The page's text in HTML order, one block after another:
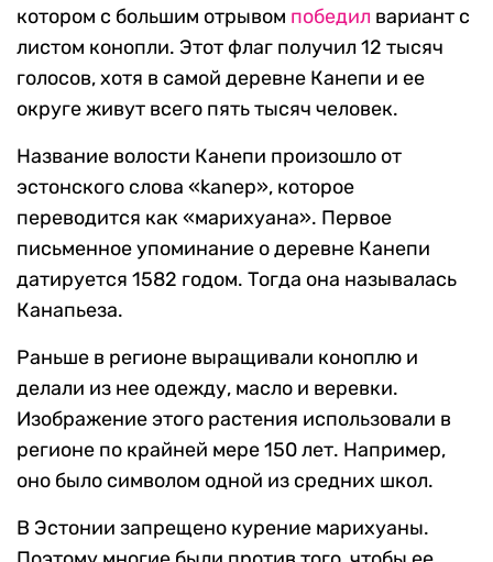
котором с большим отрывом победил вариант с
листом конопли. Этот флаг получил 12 тысяч
голосов, хотя в самой деревне Канепи и ее
округе живут всего пять тысяч человек.
Название волости Канепи произошло от
эстонского слова «kanep», которое
переводится как «марихуана». Первое
письменное упоминание о деревне Канепи
датируется 1582 годом. Тогда она называлась
Канапьеза.
Раньше в регионе выращивали коноплю и
делали из нее одежду, масло и веревки.
Изображение этого растения использовали в
регионе по крайней мере 150 лет. Например,
оно было символом одной из средних школ.
В Эстонии запрещено курение марихуаны.